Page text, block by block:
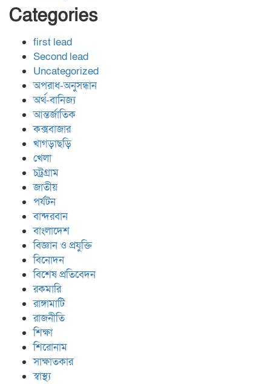
Categories
first lead
Second lead
Uncategorized
অপরাধ-অনুসন্ধান
অর্থ-বানিজ্য
আন্তর্জাতিক
কক্সবাজার
খাগড়াছড়ি
খেলা
চট্রগ্রাম
জাতীয়
পর্যটন
বান্দরবান
বাংলাদেশ
বিজ্ঞান ও প্রযুক্তি
বিনোদন
বিশেষ প্রতিবেদন
রকমারি
রাঙ্গামাটি
রাজনীতি
শিক্ষা
শিরোনাম
সাক্ষাতকার
স্বাস্থ্য